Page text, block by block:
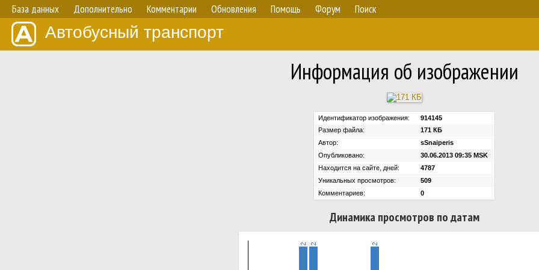
База данных Дополнительно Комментарии Обновления Помощь Форум Поиск
Автобусный транспорт
Информация об изображении
Идентификатор изображения:
914145
Размер файла:
171 КБ
Автор:
sSnaiperis
Опубликовано:
30.06.2013 09:35 MSK
Находится на сайте, дней:
4787
Уникальных просмотров:
509
Комментариев:
0
Динамика просмотров по датам